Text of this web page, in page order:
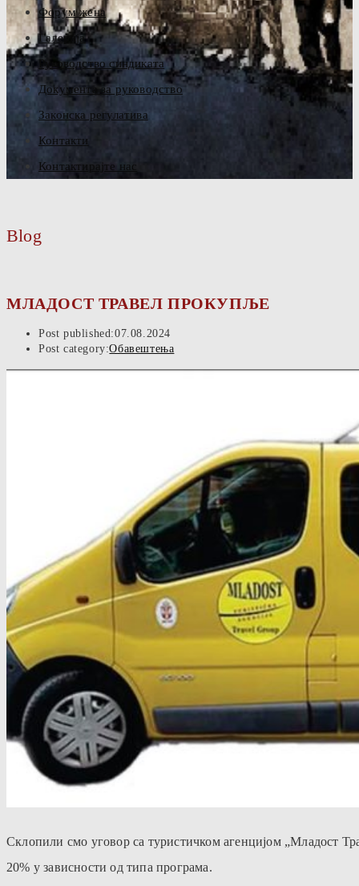
Форум жена
Галерија
Руководство синдиката
Документа за руководство
Законска регулатива
Контакти
Контактирајте нас
Blog
МЛАДОСТ ТРАВЕЛ ПРОКУПЉЕ
Post published:07.08.2024
Post category:Обавештења
Склопили смо уговор са туристичком агенцијом „Младост
20% у зависности од типа програма.